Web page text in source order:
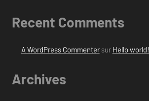
Recent Comments
A WordPress Commentersur Hello world!
Archives